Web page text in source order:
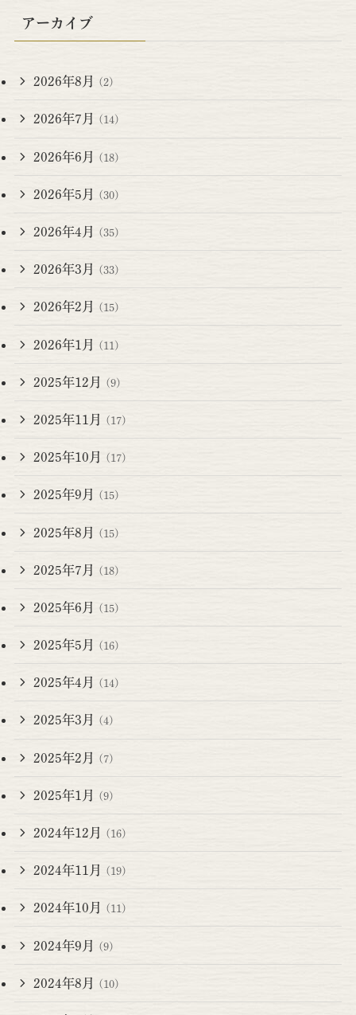
アーカイブ
2026年8月 (2)
2026年7月 (14)
2026年6月 (18)
2026年5月 (30)
2026年4月 (35)
2026年3月 (33)
2026年2月 (15)
2026年1月 (11)
2025年12月 (9)
2025年11月 (17)
2025年10月 (17)
2025年9月 (15)
2025年8月 (15)
2025年7月 (18)
2025年6月 (15)
2025年5月 (16)
2025年4月 (14)
2025年3月 (4)
2025年2月 (7)
2025年1月 (9)
2024年12月 (16)
2024年11月 (19)
2024年10月 (11)
2024年9月 (9)
2024年8月 (10)